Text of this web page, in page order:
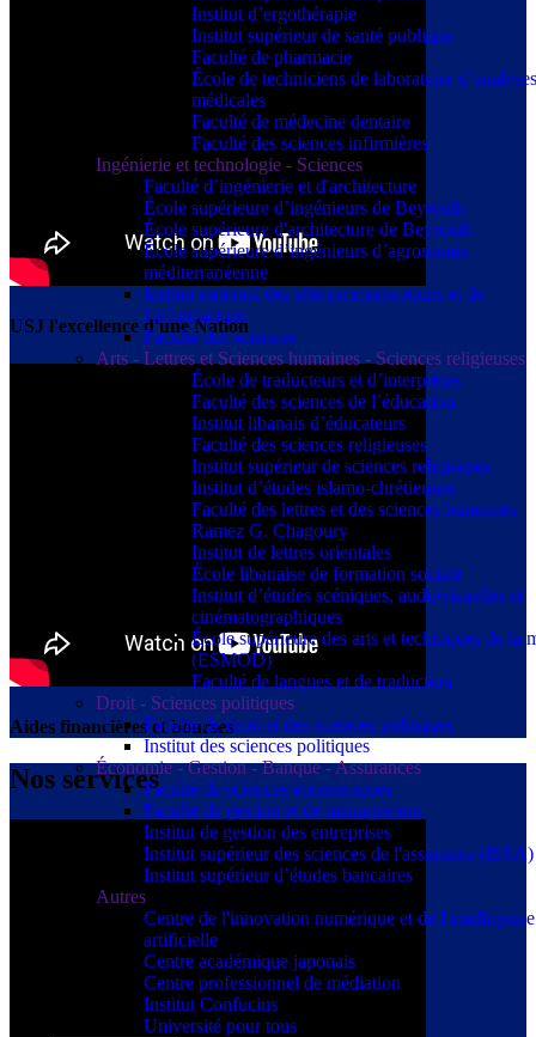
Institut d’ergothérapie
Institut supérieur de santé publique
Faculté de pharmacie
École de techniciens de laboratoire d’analyses
médicales
Faculté de médecine dentaire
Faculté des sciences infirmières
Ingénierie et technologie - Sciences
Faculté d’ingénierie et d'architecture
École supérieure d’ingénieurs de Beyrouth
École supérieure d'architecture de Beyrouth
École supérieure d’ingénieurs d’agronomie -
méditerranéenne
Institut national des télécommunications et de
l'informatique
Faculté des sciences
Arts - Lettres et Sciences humaines - Sciences religieuses
École de traducteurs et d’interprètes
Faculté des sciences de l’éducation
Institut libanais d’éducateurs
Faculté des sciences religieuses
Institut supérieur de sciences religieuses
Institut d’études islamo-chrétiennes
Faculté des lettres et des sciences humaines
Ramez G. Chagoury
Institut de lettres orientales
École libanaise de formation sociale
Institut d’études scéniques, audiovisuelles et
cinématographiques
École supérieure des arts et techniques de la
(ESMOD)
Faculté de langues et de traduction
Droit - Sciences politiques
Faculté de droit et des sciences politiques
Institut des sciences politiques
Économie - Gestion - Banque - Assurances
Faculté de sciences économiques
Faculté de gestion et de management
Institut de gestion des entreprises
Institut supérieur des sciences de l'assurance (ISSA)
Institut supérieur d’études bancaires
Autres
Centre de l'innovation numérique et de l'intelligence
artificielle
Centre académique japonais
Centre professionnel de médiation
Institut Confucius
Université pour tous
USJ l'excellence d'une Nation
Aides financières et bourses
Nos services